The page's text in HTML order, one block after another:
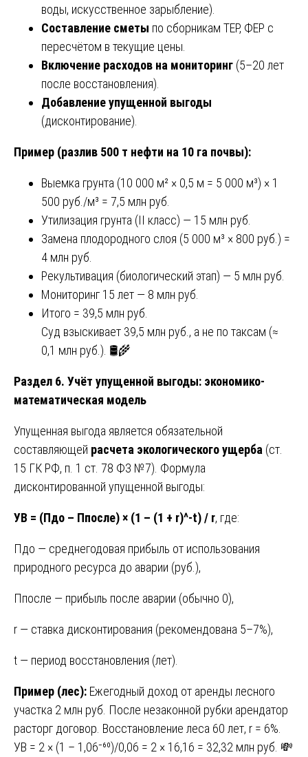
воды, искусственное зарыбление).
Составление сметы по сборникам ТЕР, ФЕР с
пересчётом в текущие цены.
Включение расходов на мониторинг (5–20 лет
после восстановления).
Добавление упущенной выгоды
(дисконтирование).
Пример (разлив 500 т нефти на 10 га почвы):
Выемка грунта (10 000 м² × 0,5 м = 5 000 м³) × 1
500 руб./м³ = 7,5 млн руб.
Утилизация грунта (II класс) — 15 млн руб.
Замена плодородного слоя (5 000 м³ × 800 руб.) =
4 млн руб.
Рекультивация (биологический этап) — 5 млн руб.
Мониторинг 15 лет — 8 млн руб.
Итого = 39,5 млн руб.
Суд взыскивает 39,5 млн руб., а не по таксам (≈
0,1 млн руб.). 🛢️🌾
Раздел 6. Учёт упущенной выгоды: экономико-
математическая модель
Упущенная выгода является обязательной
составляющей расчета экологического ущерба (ст.
15 ГК РФ, п. 1 ст. 78 ФЗ №7). Формула
дисконтированной упущенной выгоды:
УВ = (Пдо – Ппосле) × (1 – (1 + r)^-t) / r, где:
Пдо — среднегодовая прибыль от использования
природного ресурса до аварии (руб.),
Ппосле — прибыль после аварии (обычно 0),
r — ставка дисконтирования (рекомендована 5–7%),
t — период восстановления (лет).
Пример (лес): Ежегодный доход от аренды лесного
участка 2 млн руб. После незаконной рубки арендатор
расторг договор. Восстановление леса 60 лет, r = 6%.
УВ = 2 × (1 – 1,06⁻⁶⁰)/0,06 = 2 × 16,16 = 32,32 млн руб. 💸